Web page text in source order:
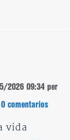
2026 09:34 per
0 comentarios
vida